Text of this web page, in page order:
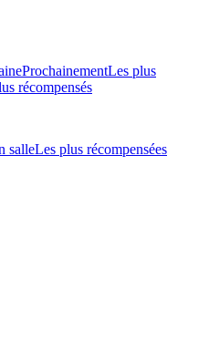
ProchainementLes plus
récompensés
salleLes plus récompensées